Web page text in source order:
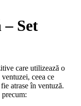
– Set
care utilizează o
ceea ce
atrase în ventuză.